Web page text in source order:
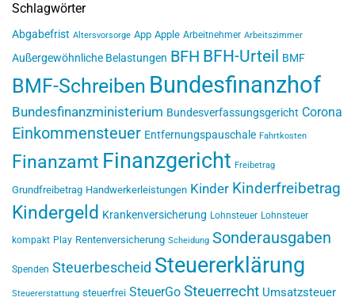
Schlagwörter
Abgabefrist Altersvorsorge App Apple Arbeitnehmer Arbeitszimmer
Außergewöhnliche Belastungen BFH BFH-Urteil BMF
BMF-Schreiben Bundesfinanzhof
Bundesfinanzministerium Bundesverfassungsgericht Corona
Einkommensteuer Entfernungspauschale Fahrtkosten
Finanzamt Finanzgericht Freibetrag
Grundfreibetrag Handwerkerleistungen Kinder Kinderfreibetrag
Kindergeld Krankenversicherung Lohnsteuer Lohnsteuer
kompakt Play Rentenversicherung Scheidung Sonderausgaben
Spenden Steuerbescheid Steuererklärung
Steuererstattung steuerfrei SteuerGo Steuerrecht Umsatzsteuer